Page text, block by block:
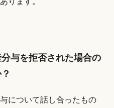
与を拒否された場合の
について話し合ったもの